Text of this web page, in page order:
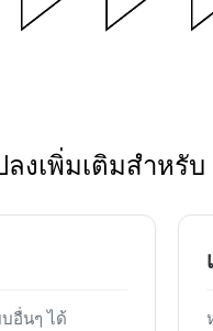
งเพิ่มเติมสำหรั
อื่นๆ ได้